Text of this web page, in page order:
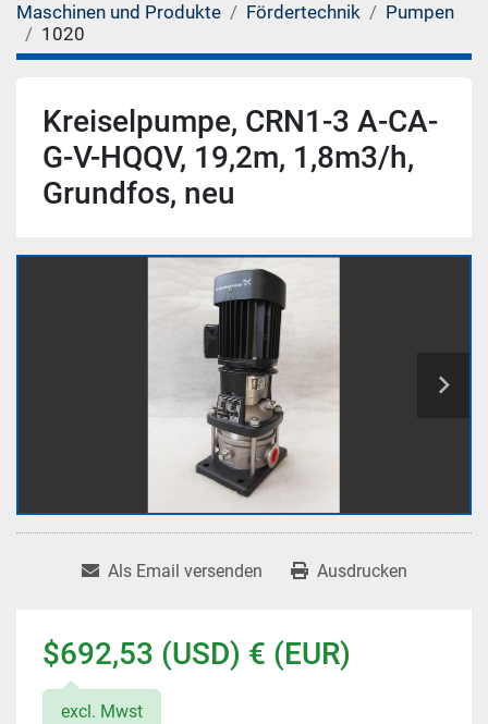
Maschinen und Produkte Fördertechnik
Pumpen
1020
Kreiselpumpe, CRN1-3 A-CA-
G-V-HQQV, 19,2m, 1,8m3/h,
Grundfos, neu
Als Email versenden Ausdrucken
$692,53 (USD) € (EUR)
excl. Mwst